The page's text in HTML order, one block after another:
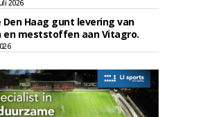
2026
Den Haag gunt levering van
en meststoffen aan Vitagro.